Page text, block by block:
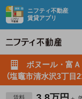
ニフティ不動産
賃貸アプリ
ボヌール・富
（塩竈市清水沢3丁目
賃料